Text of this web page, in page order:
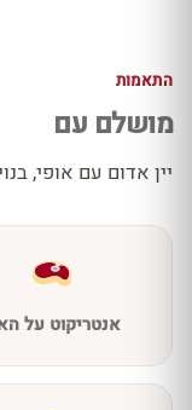
התאמות
מושלם עם
יין אדום עם אופי,
אנטריקוט על